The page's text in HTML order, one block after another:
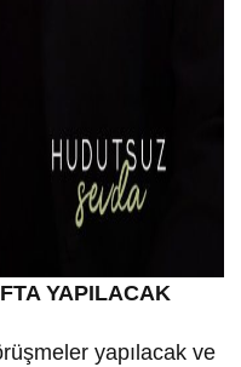
YAPILACAK
yapılacak ve